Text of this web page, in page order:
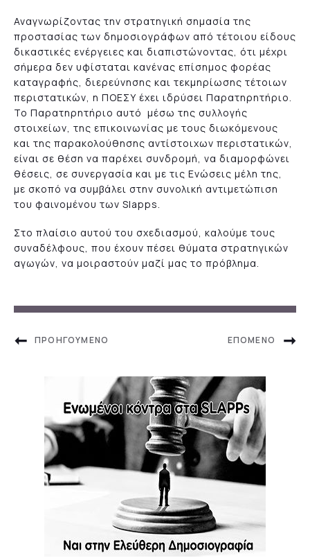
Αναγνωρίζοντας την στρατηγική σημασία της
προστασίας των δημοσιογράφων από τέτοιου είδους
δικαστικές ενέργειες και διαπιστώνοντας, ότι μέχρι
σήμερα δεν υφίσταται κανένας επίσημος φορέας
καταγραφής, διερεύνησης και τεκμηρίωσης τέτοιων
περιστατικών, η ΠΟΕΣΥ έχει ιδρύσει Παρατηρητήριο.
Το Παρατηρητήριο αυτό μέσω της συλλογής
στοιχείων, της επικοινωνίας με τους διωκόμενους
και της παρακολούθησης αντίστοιχων περιστατικών,
είναι σε θέση να παρέχει συνδρομή, να διαμορφώνει
θέσεις, σε συνεργασία και με τις Ενώσεις μέλη της,
με σκοπό να συμβάλει στην συνολική αντιμετώπιση
του φαινομένου των Slapps.
Στο πλαίσιο αυτού του σχεδιασμού, καλούμε τους
συναδέλφους, που έχουν πέσει θύματα στρατηγικών
αγωγών, να μοιραστούν μαζί μας το πρόβλημα.